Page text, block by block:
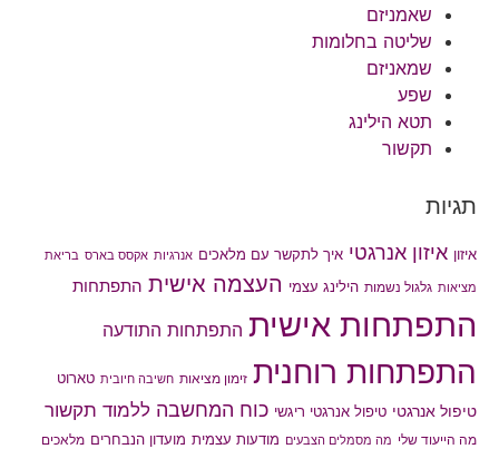
שאמניזם
שליטה בחלומות
שמאניזם
שפע
תטא הילינג
תקשור
תגיות
איזון איזון אנרגטי איך לתקשר עם מלאכים אנרגיות אקסס בארס בריאת
מציאות גלגול נשמות הילינג עצמי העצמה אישית התפתחות
התפתחות אישית התפתחות התודעה
התפתחות רוחנית זימון מציאות חשיבה חיובית טארוט
טיפול אנרגטי טיפול אנרגטי ריגשי כוח המחשבה ללמוד תקשור
מה הייעוד שלי מה מסמלים הצבעים מודעות עצמית מועדון הנבחרים מלאכים